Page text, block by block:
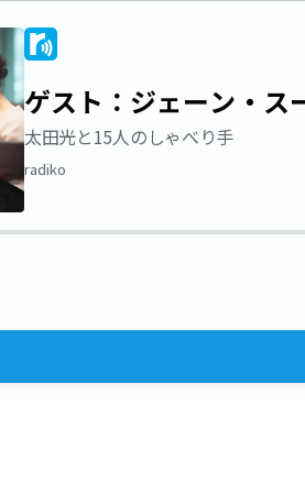
ゲスト：ジェーン・ス
太田光と15人のしゃべり手
radiko